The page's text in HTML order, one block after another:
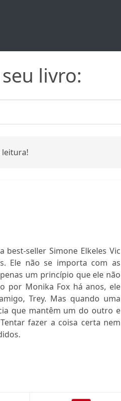
livro:
leitura!
seller Simone Elkeles Vic
Ele não se importa com as
um princípio que ele não
por Monika Fox há anos, ele
Trey. Mas quando uma
que mantêm um do outro e
fazer a coisa certa nem